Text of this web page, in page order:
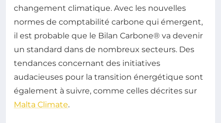
changement climatique. Avec les nouvelles
normes de comptabilité carbone qui émergent,
il est probable que le Bilan Carbone® va devenir
un standard dans de nombreux secteurs. Des
tendances concernant des initiatives
audacieuses pour la transition énergétique sont
également à suivre, comme celles décrites sur
Malta Climate.